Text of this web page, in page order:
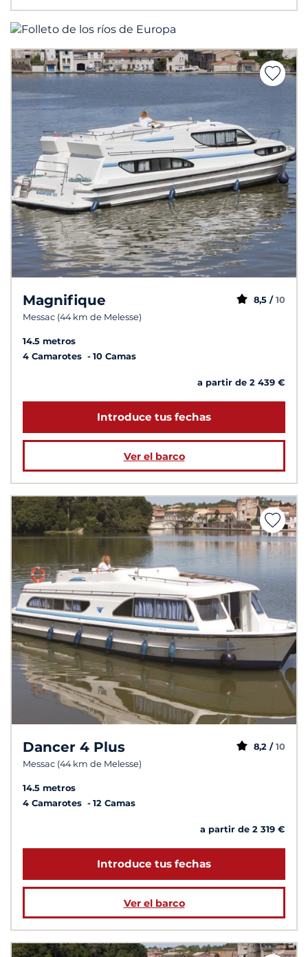
Magnifique
Messac (44 km de Melesse)
8,5 / 10
14.5 metros
4 Camarotes
10 Camas
a partir de 2 439 €
Introduce tus fechas
Ver el barco
Dancer 4 Plus
Messac (44 km de Melesse)
8,2 / 10
14.5 metros
4 Camarotes
12 Camas
a partir de 2 319 €
Introduce tus fechas
Ver el barco